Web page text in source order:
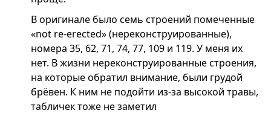
В оригинале было семь строений помеченные
«not re-erected» (нереконструированные),
номера 35, 62, 71, 74, 77, 109 и 119. У меня их
нет. В жизни нереконструированные строения,
на которые обратил внимание, были грудой
брёвен. К ним не подойти из-за высокой травы,
табличек тоже не заметил